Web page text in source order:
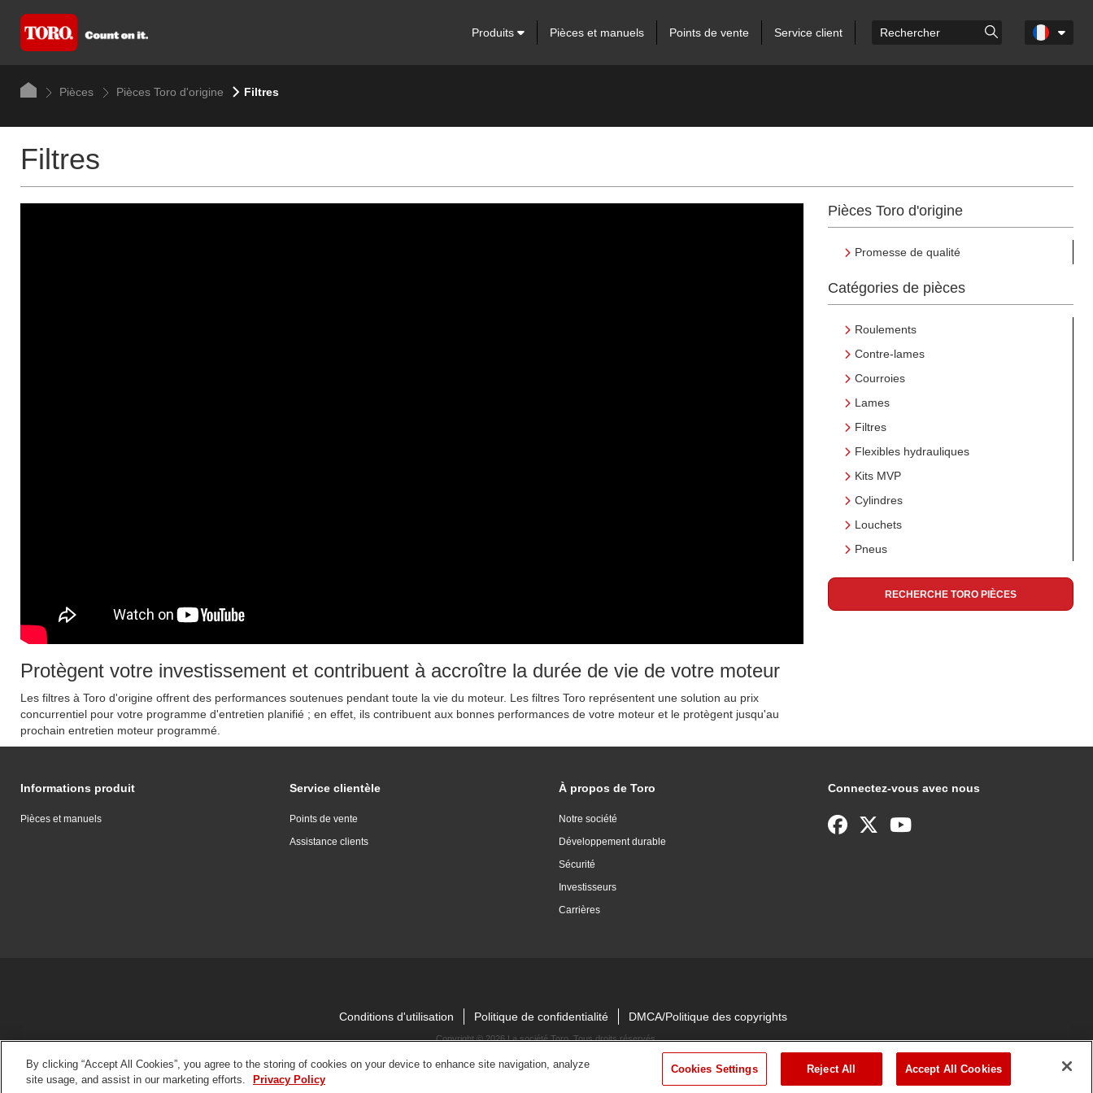
Produits Pièces et manuels Points de vente Service client
Pièces Pièces Toro d'origine Filtres
Filtres
Pièces Toro d'origine
Promesse de qualité
Catégories de pièces
Roulements
Contre-lames
Courroies
Lames
Filtres
Flexibles hydrauliques
Kits MVP
Cylindres
Louchets
Pneus
RECHERCHE TORO PIÈCES
Protègent votre investissement et contribuent à accroître la durée de vie de votre moteur
Les filtres à Toro d'origine offrent des performances soutenues pendant toute la vie du moteur. Les filtres Toro représentent une solution au prix
concurrentiel pour votre programme d'entretien planifié ; en effet, ils contribuent aux bonnes performances de votre moteur et le protègent jusqu'au
prochain entretien moteur programmé.
Informations produit
Pièces et manuels
Service clientèle
Points de vente
Assistance clients
À propos de Toro
Notre société
Développement durable
Sécurité
Investisseurs
Carrières
Connectez-vous avec nous
Conditions d'utilisation Politique de confidentialité DMCA/Politique des copyrights
Copyright ©2026 La société Toro. Tous droits réservés.
By clicking “Accept All Cookies”, you agree to the storing of cookies on your device to enhance site navigation, analyze
site usage, and assist in our marketing efforts.
Privacy Policy
Cookies Settings Reject All Accept All Cookies